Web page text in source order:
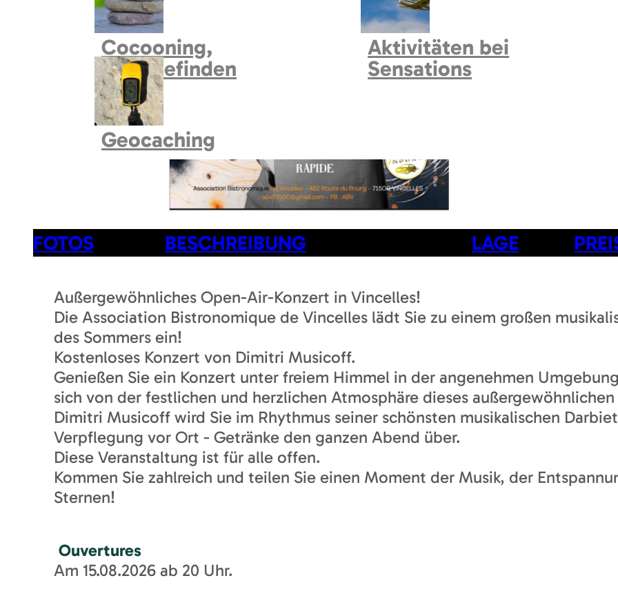
Cocooning,
Wohlbefinden
Aktivitäten bei
Sensations
Geocaching
FOTOS BESCHREIBUNG LAGE
Außergewöhnliches Open-Air-Konzert in Vincelles!
Die Association Bistronomique de Vincelles lädt Sie zu einem großen
des Sommers ein!
Kostenloses Konzert von Dimitri Musicoff.
Genießen Sie ein Konzert unter freiem Himmel in der angenehmen
sich von der festlichen und herzlichen Atmosphäre dieses
Dimitri Musicoff wird Sie im Rhythmus seiner schönsten musikalischen
Verpflegung vor Ort - Getränke den ganzen Abend über.
Diese Veranstaltung ist für alle offen.
Kommen Sie zahlreich und teilen Sie einen Moment der Musik, der
Sternen!
Ouvertures
Am 15.08.2026 ab 20 Uhr.